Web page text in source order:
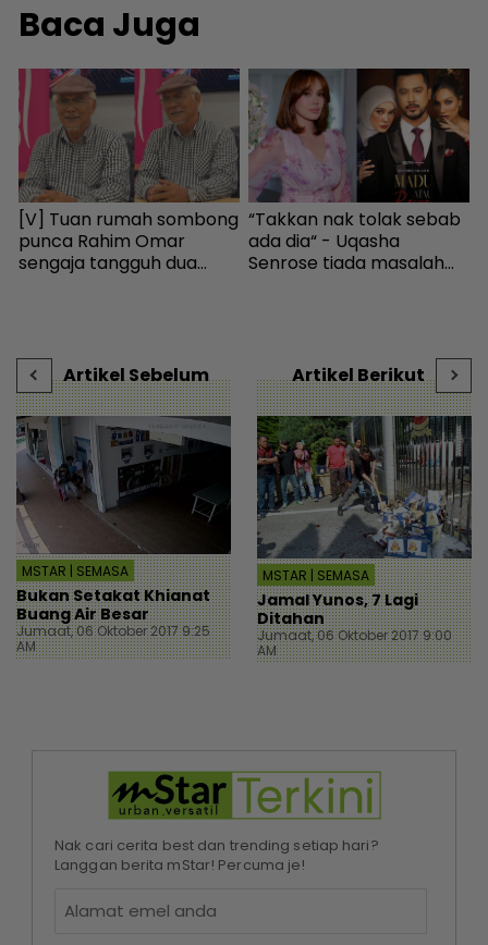
Baca Juga
[V] Tuan rumah sombong
punca Rahim Omar
sengaja tangguh dua
“Takkan nak tolak sebab
ada dia“ - Uqasha
Senrose tiada masalah
Artikel Sebelum
MSTAR | SEMASA
Bukan Setakat Khianat
Buang Air Besar
Jumaat, 06 Oktober 2017 9:25
AM
Artikel Berikut
MSTAR | SEMASA
Jamal Yunos, 7 Lagi
Ditahan
Jumaat, 06 Oktober 2017 9:00
AM
Nak cari cerita best dan trending setiap hari?
Langgan berita mStar! Percuma je!